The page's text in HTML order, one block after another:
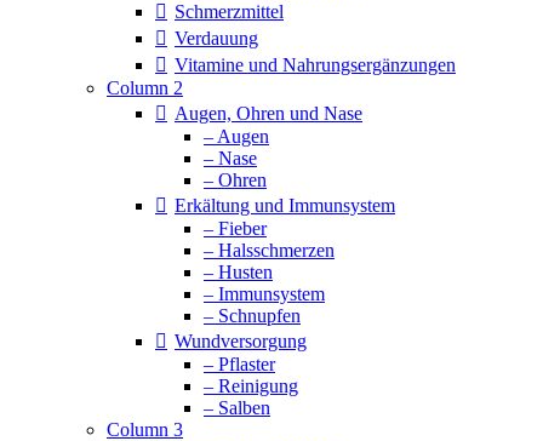
Schmerzmittel
Verdauung
Vitamine und Nahrungsergänzungen
Column 2
Augen, Ohren und Nase
– Augen
– Nase
– Ohren
Erkältung und Immunsystem
– Fieber
– Halsschmerzen
– Husten
– Immunsystem
– Schnupfen
Wundversorgung
– Pflaster
– Reinigung
– Salben
Column 3